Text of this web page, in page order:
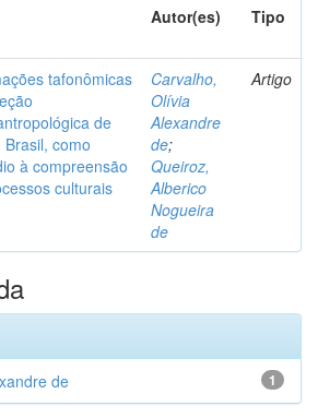
Autor(es) Tipo
tafonômicas
de
Brasil, como
à compreensão
culturais
Carvalho,
Olívia
Alexandre
de;
Queiroz,
Alberico
Nogueira
de
Artigo
1
de